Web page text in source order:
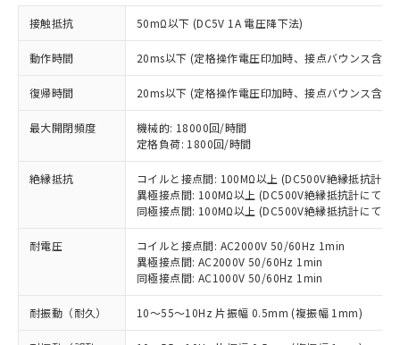
接触抵抗 50mΩ以下 (DC5V 1A 電圧降下法)
動作時間 20ms以下 (定格操作電圧印加時、接点バウンス含ま
復帰時間 20ms以下 (定格操作電圧印加時、接点バウンス含ま
最大開閉頻度
機械的: 18000回/時間
定格負荷: 1800回/時間
絶縁抵抗
コイルと接点間: 100MΩ以上 (DC500V絶縁抵抗計に
異極接点間: 100MΩ以上 (DC500V絶縁抵抗計にて)
同極接点間: 100MΩ以上 (DC500V絶縁抵抗計にて)
耐電圧
コイルと接点間: AC2000V 50/60Hz 1min
異極接点間: AC2000V 50/60Hz 1min
同極接点間: AC1000V 50/60Hz 1min
耐振動（耐久） 10～55～10Hz 片振幅 0.5mm (複振幅 1mm)
ご利用条件
以下の条件をお読みいただき、同意のうえ
ご利用ください。
本サービスは、当社制御機器事業取扱
商品の当社在庫状況および標準価格
(税抜)を提供させていただくもので
当社制御機器事業取扱商品の中には、
本サービスの対象外となる商品もある
ことをご了承ください。
在庫状況および標準価格照会結果は、
記載している更新日時点での社内デー
非含有に対応した製品が提供可能な商品で
す。
対応予定：EU RoHS指令（10物質）の非含
有に対応した製品に切り替える予定のある
商品です。
対応予定なし：EU RoHS指令（10物質）の
非含有に非対応の商品で、対応品を出す予
定はありません。
調査・確認中：EU RoHS指令（10物質）の
非含有の対応状況を調査中または確認中の
非該当品：ライセンス料など無形物で、有
害物質有無と関係のない商品です。
仕入先様の事情により、非含有部品として
いたものが、含有品と判明した場合などや
むを得ず変更することがあります。
※1 中国RoHS○×表
「○」：最大均質材料含有率が中国RoHSの
基準値以下であることを示します。
「×」：最大均質材料含有率が中国RoHSの
基準値を超えていることを示します。
「－」：未確認です。当社販売部門へお問
い合わせください。
当社は、これら貴社製品のうち、外国
為替および外国貿易法に定める商品
（以下｢規制貨物等」という）を輸出